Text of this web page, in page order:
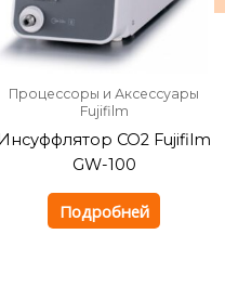
Процессоры и Аксессуары
Fujifilm
CO2 Fujifilm
GW-100
Подробней